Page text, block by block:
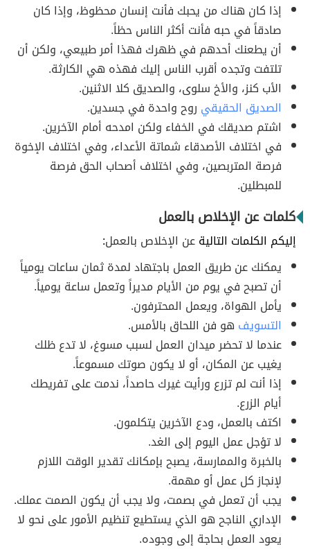
إذا كان هناك من يحبك فأنت إنسان محظوظ، وإذا كان
صادقاً في حبه فأنت أكثر الناس حظاً.
أن يطعنك أحدهم في ظهرك فهذا أمر طبيعي، ولكن أن
تلتفت وتجده أقرب الناس إليك فهذه هي الكارثة.
الأب كنز، والأخ سلوى، والصديق كلا الاثنين.
الصديق الحقيقي روح واحدة في جسدين.
اشتم صديقك في الخفاء ولكن امدحه أمام الآخرين.
في اختلاف الأصدقاء شماتة الأعداء، وفي اختلاف الإخوة
فرصة المتربصين، وفي اختلاف أصحاب الحق فرصة
للمبطلين.
كلمات عن الإخلاص بالعمل
إليكم الكلمات التاليةعن الإخلاص بالعمل:
يمكنك عن طريق العمل باجتهاد لمدة ثمان ساعات يومياً
أن تصبح في يوم من الأيام مديراً وتعمل ساعة يومياً.
يأمل الهواة، ويعمل المحترفون.
التسويف هو فن اللحاق بالأمس.
عندما لا تحضر ميدان العمل لسبب مسوغ، لا تدع ظلك
يغيب عن المكان، أو لا يكون صوتك مسموعاً.
إذا أنت لم تزرع ورأيت غيرك حاصداً، ندمت على تفريطك
أيام الزرع.
اكتف بالعمل، ودع الآخرين يتكلمون.
لا تؤجل عمل اليوم إلى الغد.
بالخبرة والممارسة، يصبح بإمكانك تقدير الوقت اللازم
لإنجاز كل عمل أو مهمة.
يجب أن تعمل في بصمت، ولا يجب أن يكون الصمت عملك.
الإداري الناجح هو الذي يستطيع تنظيم الأمور على نحو لا
يعود العمل بحاجة إلى وجوده.